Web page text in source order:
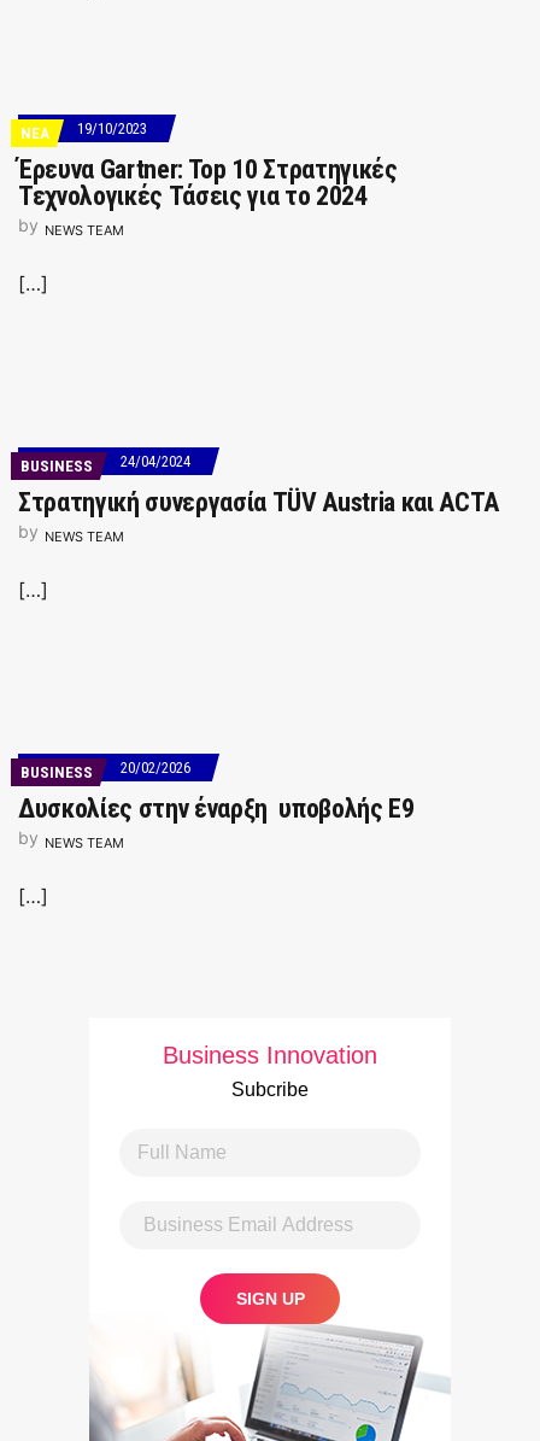
ΝΕΑ 19/10/2023
Έρευνα Gartner: Top 10 Στρατηγικές
Τεχνολογικές Τάσεις για το 2024
by NEWS TEAM
[…]
BUSINESS 24/04/2024
Στρατηγική συνεργασία TÜV Austria και ACTA
by NEWS TEAM
[…]
BUSINESS 20/02/2026
Δυσκολίες στην έναρξη υποβολής Ε9
by NEWS TEAM
[…]
Business Innovation
Subcribe